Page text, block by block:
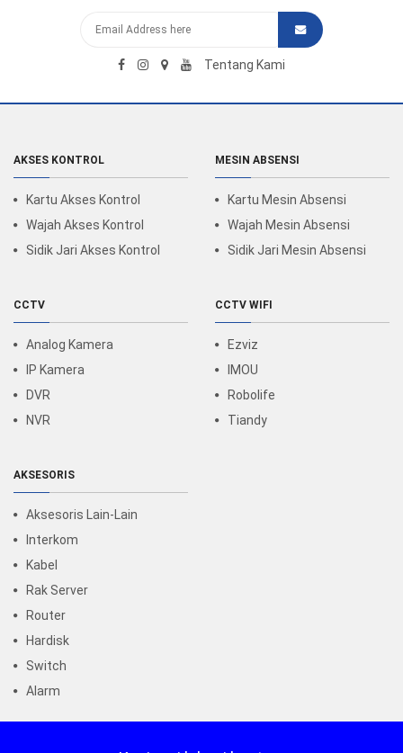
Tentang Kami
AKSES KONTROL
Kartu Akses Kontrol
Wajah Akses Kontrol
Sidik Jari Akses Kontrol
MESIN ABSENSI
Kartu Mesin Absensi
Wajah Mesin Absensi
Sidik Jari Mesin Absensi
CCTV
Analog Kamera
IP Kamera
DVR
NVR
CCTV WIFI
Ezviz
IMOU
Robolife
Tiandy
AKSESORIS
Aksesoris Lain-Lain
Interkom
Kabel
Rak Server
Router
Hardisk
Switch
Alarm